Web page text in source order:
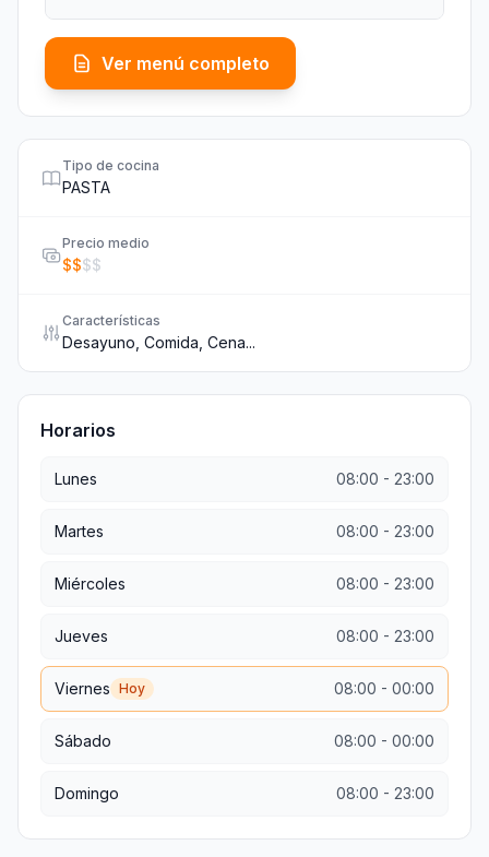
Ver menú completo
Tipo de cocina
PASTA
Precio medio
$$$$
Características
Desayuno, Comida, Cena...
Horarios
Lunes 08:00 - 23:00
Martes 08:00 - 23:00
Miércoles 08:00 - 23:00
Jueves 08:00 - 23:00
Viernes Hoy 08:00 - 00:00
Sábado 08:00 - 00:00
Domingo 08:00 - 23:00